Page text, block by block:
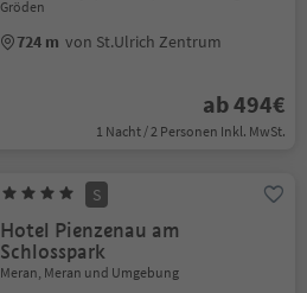
Gröden
724 m von St.Ulrich Zentrum
ab 494€
1 Nacht / 2 Personen Inkl. MwSt.
S
Hotel Pienzenau am
Schlosspark
Meran, Meran und Umgebung